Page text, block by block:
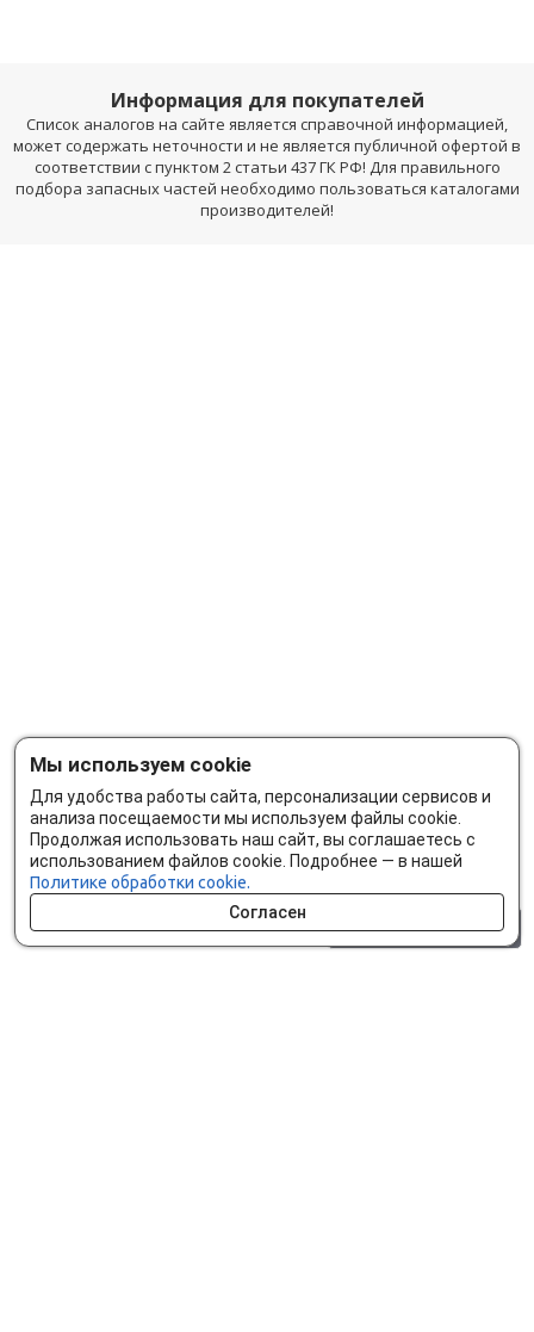
Информация для покупателей
Список аналогов на сайте является справочной информацией,
может содержать неточности и не является публичной офертой в
соответствии с пунктом 2 статьи 437 ГК РФ! Для правильного
подбора запасных частей необходимо пользоваться каталогами
производителей!
Мы используем cookie
Для удобства работы сайта, персонализации сервисов и
анализа посещаемости мы используем файлы cookie.
Продолжая использовать наш сайт, вы соглашаетесь с
использованием файлов cookie. Подробнее — в нашей
Политике обработки cookie.
Согласен